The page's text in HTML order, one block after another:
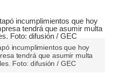
incumplimientos que hoy
tendrá que asumir multa
Foto: difusión / GEC